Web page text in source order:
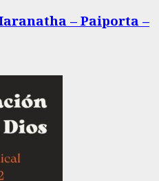
– Paiporta –